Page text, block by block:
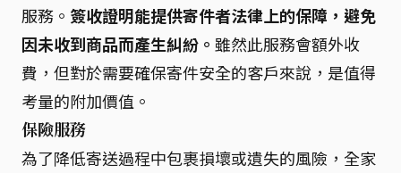
服務。 簽收證明能提供寄件者法律上的保障，避免
因未收到商品而產生糾紛。 雖然此服務會額外收
費，但對於需要確保寄件安全的客戶來說，是值得
考量的附加價值。
保險服務
為了降低寄送過程中包裹損壞或遺失的風險，全家